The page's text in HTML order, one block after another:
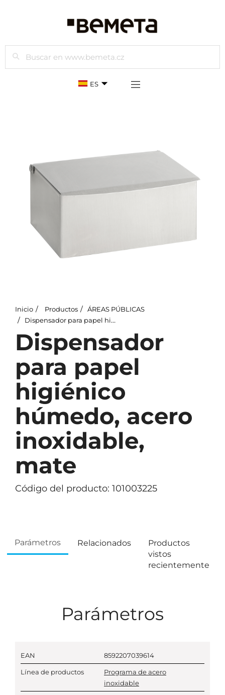
Buscar
ES
Inicio Productos
ÁREAS PÚBLICAS
Dispensador para papel higiénico húmedo, acero inoxidable, mate
Dispensador
para papel
higiénico
húmedo, acero
inoxidable,
mate
Código del producto: 101003225
Parámetros Relacionados
Productos
vistos
recientemente
Parámetros
EAN 8592207039614
Línea de productos
Programa de acero
inoxidable